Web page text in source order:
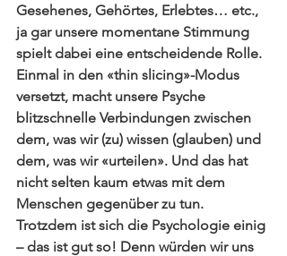
Gesehenes, Gehörtes, Erlebtes… etc.,
ja gar unsere momentane Stimmung
spielt dabei eine entscheidende Rolle.
Einmal in den «thin slicing»-Modus
versetzt, macht unsere Psyche
blitzschnelle Verbindungen zwischen
dem, was wir (zu) wissen (glauben) und
dem, was wir «urteilen». Und das hat
nicht selten kaum etwas mit dem
Menschen gegenüber zu tun.
Trotzdem ist sich die Psychologie einig
– das ist gut so! Denn würden wir uns